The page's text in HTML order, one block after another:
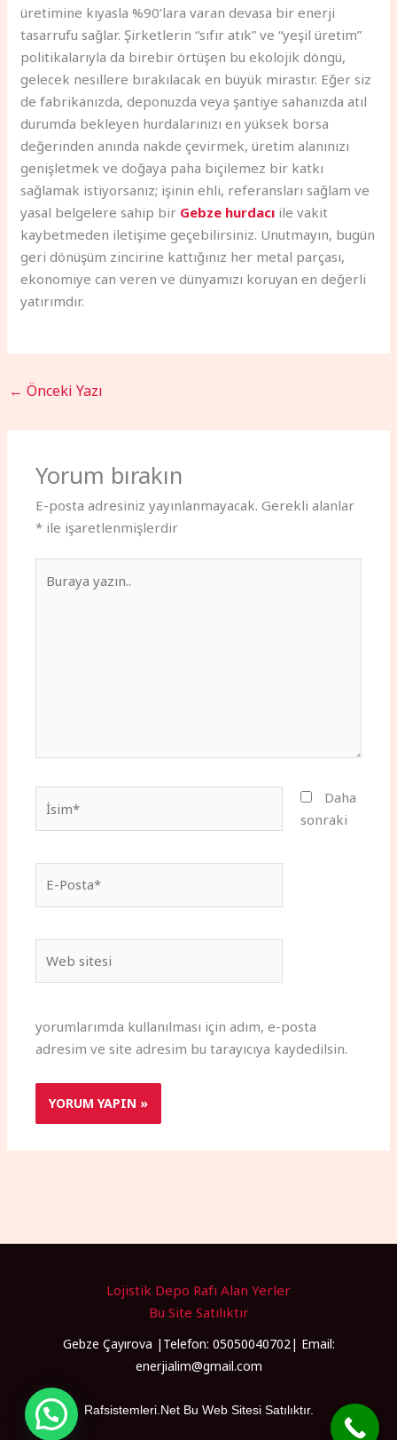
üretimine kıyasla %90’lara varan devasa bir enerji
tasarrufu sağlar. Şirketlerin “sıfır atık” ve “yeşil üretim”
politikalarıyla da birebir örtüşen bu ekolojik döngü,
gelecek nesillere bırakılacak en büyük mirastır. Eğer siz
de fabrikanızda, deponuzda veya şantiye sahanızda atıl
durumda bekleyen hurdalarınızı en yüksek borsa
değerinden anında nakde çevirmek, üretim alanınızı
genişletmek ve doğaya paha biçilemez bir katkı
sağlamak istiyorsanız; işinin ehli, referansları sağlam ve
yasal belgelere sahip bir Gebze hurdacı ile vakit
kaybetmeden iletişime geçebilirsiniz. Unutmayın, bugün
geri dönüşüm zincirine kattığınız her metal parçası,
ekonomiye can veren ve dünyamızı koruyan en değerli
yatırımdır.
← Önceki Yazı
Yorum bırakın
E-posta adresiniz yayınlanmayacak. Gerekli alanlar
* ile işaretlenmişlerdir
yazın..
Posta*
sitesi
Daha
sonraki
yorumlarımda kullanılması için adım, e-posta
adresim ve site adresim bu tarayıcıya kaydedilsin.
Lojistik Depo Rafı Alan Yerler
Bu Site Satılıktır
Gebze Çayırova |Telefon: 05050040702| Email:
enerjialim@gmail.com
Rafsistemleri.Net Bu Web Sitesi Satılıktır.